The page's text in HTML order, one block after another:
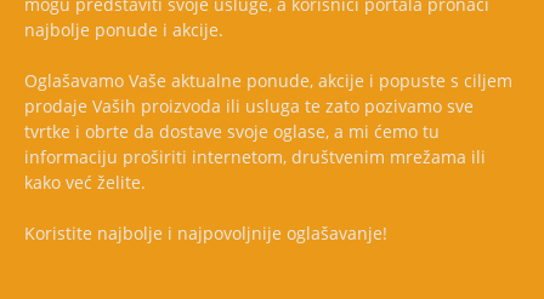
mogu predstaviti svoje usluge, a korisnici portala pronaći
najbolje ponude i akcije.
Oglašavamo Vaše aktualne ponude, akcije i popuste s ciljem
prodaje Vaših proizvoda ili usluga te zato pozivamo sve
tvrtke i obrte da dostave svoje oglase, a mi ćemo tu
informaciju proširiti internetom, društvenim mrežama ili
kako već želite.
Koristite najbolje i najpovoljnije oglašavanje!